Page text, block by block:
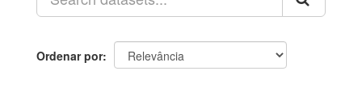
Ordenar por